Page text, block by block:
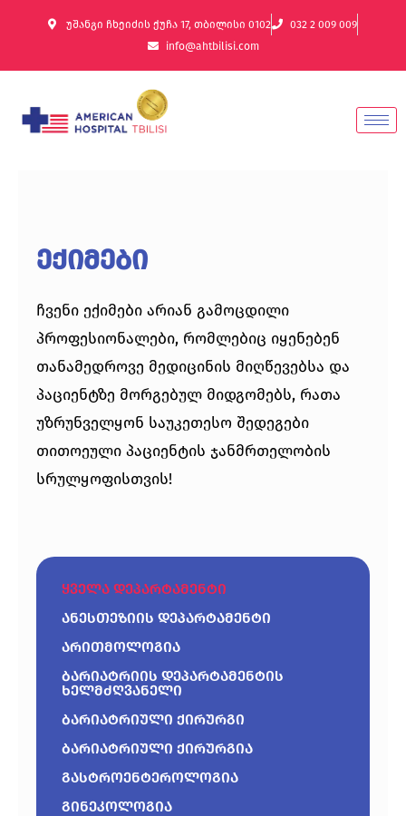
უშანგი ჩხეიძის ქუჩა 17, თბილისი 0102
032 2 009 009
info@ahtbilisi.com
ექიმები
ჩვენი ექიმები არიან გამოცდილი
პროფესიონალები, რომლებიც იყენებენ
თანამედროვე მედიცინის მიღწევებსა და
პაციენტზე მორგებულ მიდგომებს, რათა
უზრუნველყონ საუკეთესო შედეგები
თითოეული პაციენტის ჯანმრთელობის
სრულყოფისთვის!
ანესთეზიის დეპარტამენტი
არითმოლოგია
ბარიატრიის დეპარტამენტის
ხელმძღვანელი
ბარიატრიული ქირურგი
ბარიატრიული ქირურგია
გასტროენტეროლოგია
გინეკოლოგია
ყველა დეპარტამენტი